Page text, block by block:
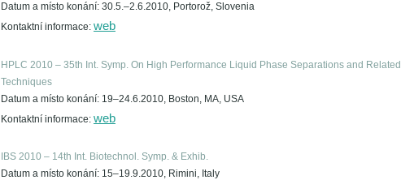
Datum a místo konání: 30.5.–2.6.2010, Portorož, Slovenia
Kontaktní informace: web
HPLC 2010 – 35th Int. Symp. On High Performance Liquid Phase Separations and Related
Techniques
Datum a místo konání: 19–24.6.2010, Boston, MA, USA
Kontaktní informace: web
IBS 2010 – 14th Int. Biotechnol. Symp. & Exhib.
Datum a místo konání: 15–19.9.2010, Rimini, Italy